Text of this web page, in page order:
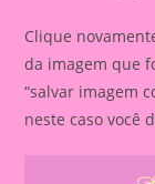
Clique
da imagem que
“salvar imagem
neste caso você